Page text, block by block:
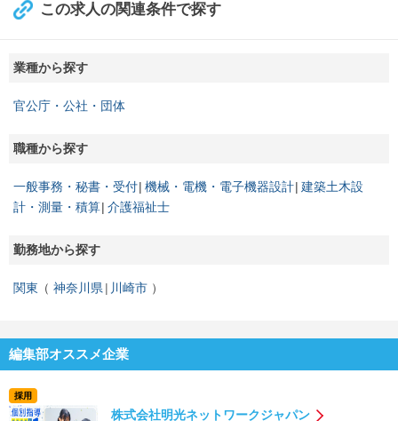
この求人の関連条件で探す
業種から探す
官公庁・公社・団体
職種から探す
一般事務・秘書・受付 機械・電機・電子機器設計 建築土木設
計・測量・積算 介護福祉士
勤務地から探す
関東 神奈川県 川崎市
編集部オススメ企業
採用
株式会社明光ネットワークジャパン